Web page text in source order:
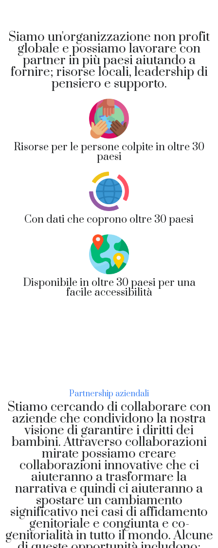
Siamo un'organizzazione non profit
globale e possiamo lavorare con
partner in più paesi aiutando a
fornire; risorse locali, leadership di
pensiero e supporto.
Risorse per le persone colpite in oltre 30
paesi
Con dati che coprono oltre 30 paesi
Disponibile in oltre 30 paesi per una
facile accessibilità
Partnership aziendali
Stiamo cercando di collaborare con
aziende che condividono la nostra
visione di garantire i diritti dei
bambini. Attraverso collaborazioni
mirate possiamo creare
collaborazioni innovative che ci
aiuteranno a trasformare la
narrativa e quindi ci aiuteranno a
spostare un cambiamento
significativo nei casi di affidamento
genitoriale e congiunta e co-
genitorialità in tutto il mondo. Alcune